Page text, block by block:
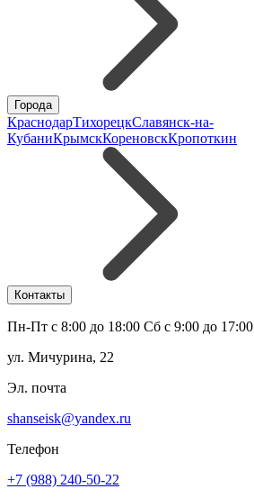
Города
КраснодарТихорецкСлавянск-на-
КубаниКрымскКореновскКропоткин
Контакты
Пн-Пт с 8:00 до 18:00 Сб с 9:00 до 17:00
ул. Мичурина, 22
Эл. почта
shanseisk@yandex.ru
Телефон
+7 (988) 240-50-22